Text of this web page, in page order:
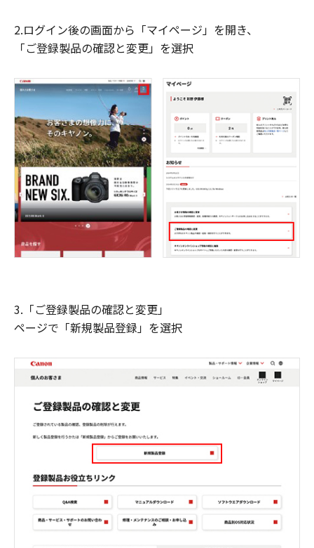
2.ログイン後の画面から「マイページ」を開き、
「ご登録製品の確認と変更」を選択
3.「ご登録製品の確認と変更」
ページで「新規製品登録」を選択